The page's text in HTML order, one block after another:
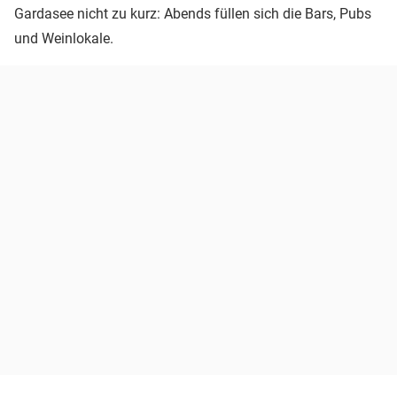
Gardasee nicht zu kurz: Abends füllen sich die Bars, Pubs
und Weinlokale.